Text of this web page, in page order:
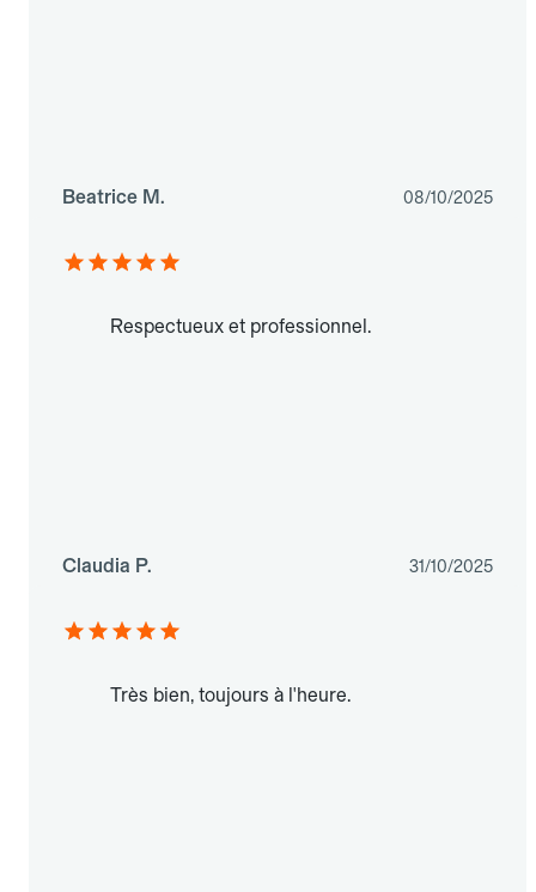
Beatrice M. 08/10/2025
Respectueux et professionnel.
Claudia P. 31/10/2025
Très bien, toujours à l'heure.